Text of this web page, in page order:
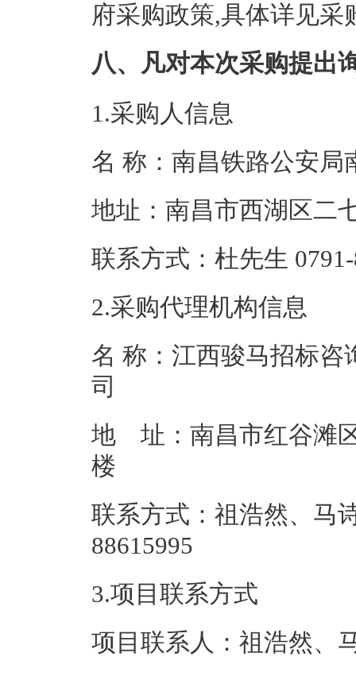
府采购政策,具体详见采
八、凡对本次采购提出
1.采购人信息
名 称：南昌铁路
地址：南昌市
联系方式：杜先
2.采购代理机构信息
名 称：江西骏马招标咨
地 址：南昌市红谷滩
联系方式：祖浩然、马
3.项目联系方式
项目联系人：祖浩然、